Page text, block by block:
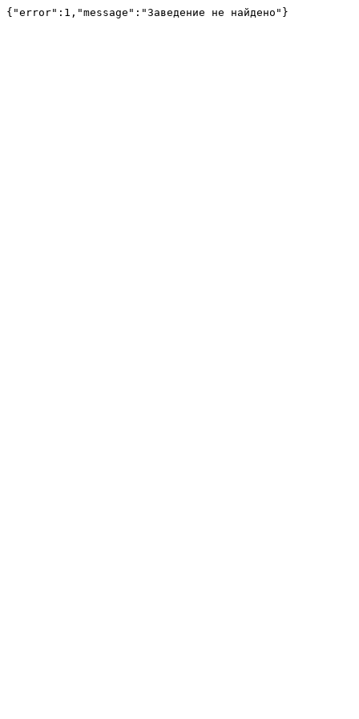
{"error":1,"message":"Заведение не найдено"}